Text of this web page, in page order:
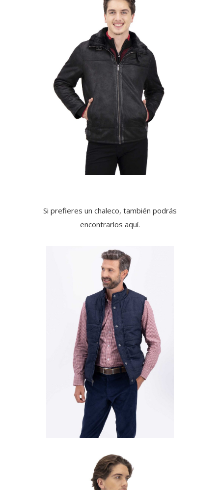
Si prefieres un chaleco, también podrás
encontrarlos aquí.